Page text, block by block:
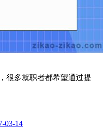
很多就职者都希望通过提
03-14